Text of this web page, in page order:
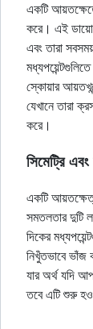
একটি
করে। এই
এবং তারা
স্কোয়ার
যেখানে তারা
করে।
সিমেট্রি এবং
একটি
সমতলতার দুটি
দিকের
নিখুঁতভাবে
যার অর্থ যদি
তবে এটি শুরু